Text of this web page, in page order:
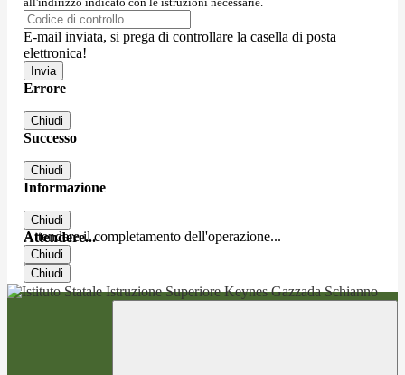
E-mail inviata, si prega di controllare la casella di posta
elettronica!
Errore
Chiudi
Successo
Chiudi
Informazione
Chiudi
Attendere...
Attendere il completamento dell'operazione...
Chiudi
Chiudi